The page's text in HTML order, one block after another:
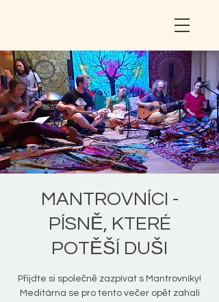
MANTROVNÍCI -
PÍSNĚ, KTERÉ
POTĚŠÍ DUŠI
Přijdte si společně zazpívat s Mantrovníky!
Meditárna se pro tento večer opět zahalí